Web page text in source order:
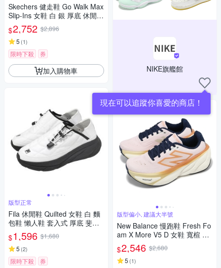
Skechers 健走鞋 Go Walk Max
Slip-Ins 女鞋 白 銀 厚底 休閒鞋
126031WSL
$2,752 $2,896
5 (1)
限時下殺 券
加入購物車
版型正常
Fila 休閒鞋 Quilted 女鞋 白 麵
包鞋 懶人鞋 套入式 厚底 斐樂
5C346A110
$1,596 $1,680
5 (2)
限時下殺 券
NIKE旗艦館
現在可以追蹤你喜愛的商店！
版型偏小, 建議大半號
New Balance 慢跑鞋 Fresh Fo
am X More V5 D 女鞋 寬楦 粉
橘 厚底 運動鞋 NB WMORLT5-
D
$2,546 $2,680
5 (1)